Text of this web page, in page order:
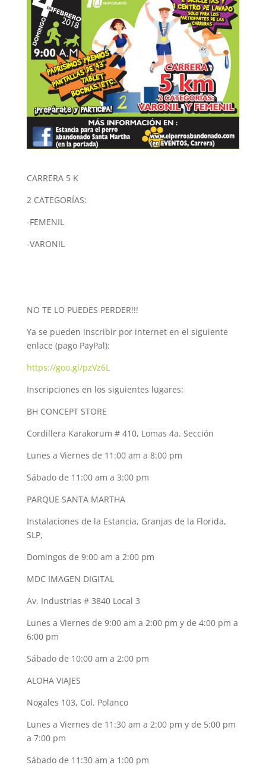
CARRERA 5 K
2 CATEGORÍAS:
-FEMENIL
-VARONIL
NO TE LO PUEDES PERDER!!!
Ya se pueden inscribir por internet en el siguiente
enlace (pago PayPal):
https://goo.gl/pzVz6L
Inscripciones en los siguientes lugares:
BH CONCEPT STORE
Cordillera Karakorum # 410, Lomas 4a. Sección
Lunes a Viernes de 11:00 am a 8:00 pm
Sábado de 11:00 am a 3:00 pm
PARQUE SANTA MARTHA
Instalaciones de la Estancia, Granjas de la Florida,
SLP,
Domingos de 9:00 am a 2:00 pm
MDC IMAGEN DIGITAL
Av. Industrias # 3840 Local 3
Lunes a Viernes de 9:00 am a 2:00 pm y de 4:00 pm a
6:00 pm
Sábado de 10:00 am a 2:00 pm
ALOHA VIAJES
Nogales 103, Col. Polanco
Lunes a Viernes de 11:30 am a 2:00 pm y de 5:00 pm
a 7:00 pm
Sábado de 11:30 am a 1:00 pm